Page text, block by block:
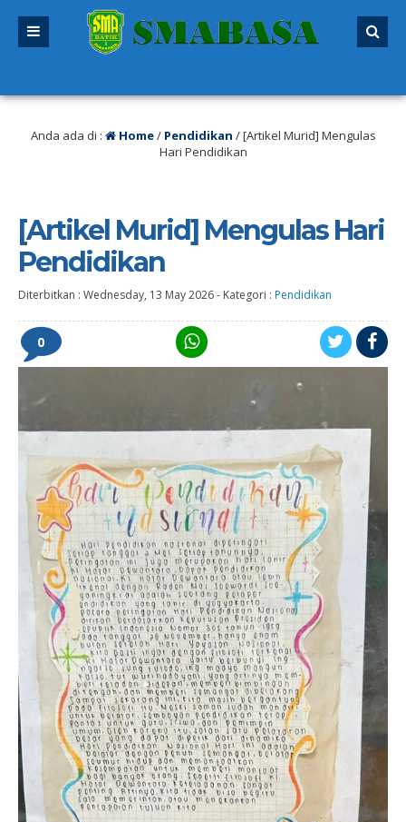
Anda ada di : Home/ Pendidikan /[Artikel Murid] Mengulas
Hari Pendidikan
[Artikel Murid] Mengulas Hari
Pendidikan
Diterbitkan : Wednesday, 13 May 2026- Kategori : Pendidikan
0